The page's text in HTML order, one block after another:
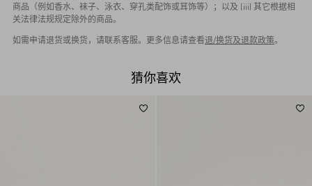
商品（例如香水、袜子、泳衣、穿孔类配饰或耳饰等）；以及 (iii) 其它根据相
关法律法规规定除外的商品。
如需申请退货或换货，请联系客服。更多信息请查看退/换货及退款政策。
猜你喜欢